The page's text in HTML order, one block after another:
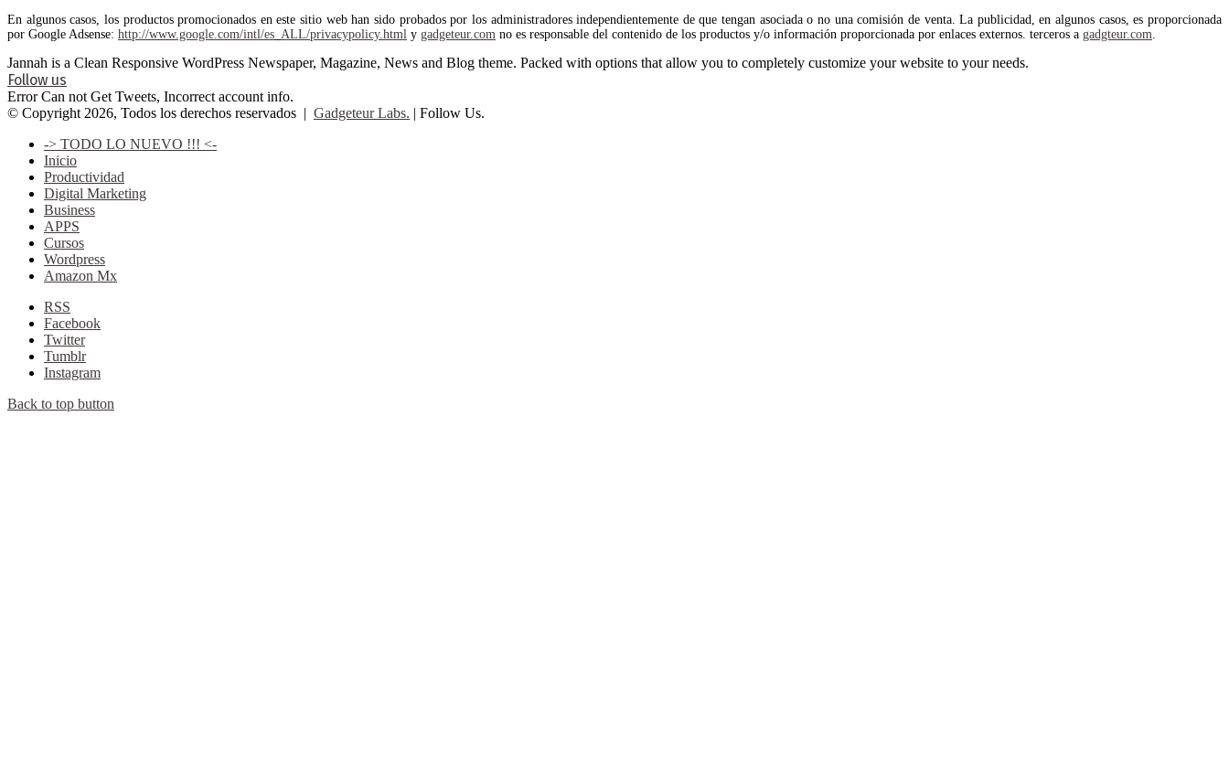
En algunos casos, los productos promocionados en este sitio web han sido probados por los administradores independientemente de que tengan asociada o no una comisión de venta. La publicidad, en algunos casos, es proporcionada
por Google Adsense: http://www.google.com/intl/es_ALL/privacypolicy.html y gadgeteur.com no es responsable del contenido de los productos y/o información proporcionada por enlaces externos. terceros a gadgteur.com
Jannah is a Clean Responsive WordPress Newspaper, Magazine, News and Blog theme. Packed with options that allow you to completely customize your website to your needs.
Follow us
Error Can not Get Tweets, Incorrect account info.
© Copyright 2026, Todos los derechos reservados | Gadgeteur Labs. | Follow Us.
-> TODO LO NUEVO !!! <-
Inicio
Productividad
Digital Marketing
Business
APPS
Cursos
Wordpress
Amazon Mx
RSS
Facebook
Twitter
Tumblr
Instagram
Back to top button